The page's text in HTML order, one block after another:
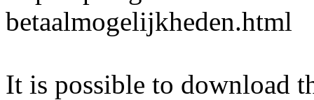
betaalmogelijkheden.html
It is possible to download